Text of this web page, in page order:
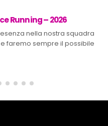
Running – 2026
nella nostra squadra
faremo sempre il possibile